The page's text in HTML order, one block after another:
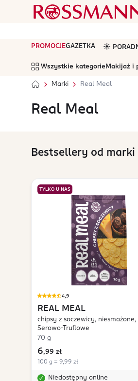
PROMOCJEGAZETKA ☀️
Wszystkie kategorie Makijaż i
Marki Real Meal
Real Meal
Bestsellery od marki
TYLKO U NAS
4,9
REAL MEAL
chipsy z soczewicy, niesmażone,
Serowo-Truflowe
70 g
6,99 zł
100 g = 9,99 zł
Niedostępny online